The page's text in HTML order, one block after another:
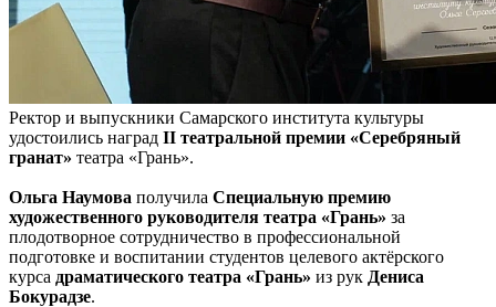
Ректор и выпускники Самарского института культуры
удостоились наград II театральной премии «Серебряный
гранат» театра «Грань».
Ольга Наумова получила Специальную премию
художественного руководителя театра «Грань» за
плодотворное сотрудничество в профессиональной
подготовке и воспитании студентов целевого актёрского
курса драматического театра «Грань» из рук Дениса
Бокурадзе.